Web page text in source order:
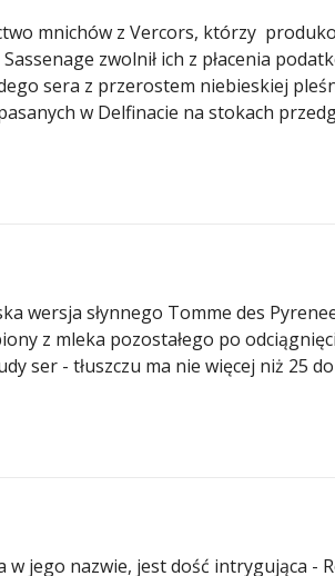
mnichów z Vercors, którzy
zwolnił ich z płacenia
sera z przerostem niebieskiej
w Delfinacie na stokach
wersja słynnego Tomme des
z mleka pozostałego po
ser - tłuszczu ma nie więcej niż 25
jego nazwie, jest dość intrygująca -